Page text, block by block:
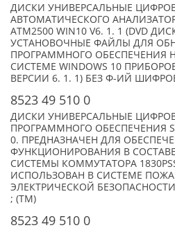
ДИСКИ УНИВЕРСАЛЬНЫЕ
АВТОМАТИЧЕСКОГО
ATM2500 WIN10 V6. 1. 1 (DVD
УСТАНОВОЧНЫЕ ФАЙЛЫ ДЛЯ
ПРОГРАММНОГО ОБЕСПЕЧЕНИЯ
СИСТЕМЕ WINDOWS 10
ВЕРСИИ 6. 1. 1) БЕЗ Ф-ИЙ
8523 49 510 0
ДИСКИ УНИВЕРСАЛЬНЫЕ
ПРОГРАММНОГО ОБЕСПЕЧЕНИЯ
0. ПРЕДНАЗНАЧЕН ДЛЯ
ФУНКЦИОНИРОВАНИЯ В
СИСТЕМЫ КОММУТАТОРА
ИСПОЛЬЗОВАН В СИСТЕМЕ
ЭЛЕКТРИЧЕСКОЙ
; (TM)
8523 49 510 0